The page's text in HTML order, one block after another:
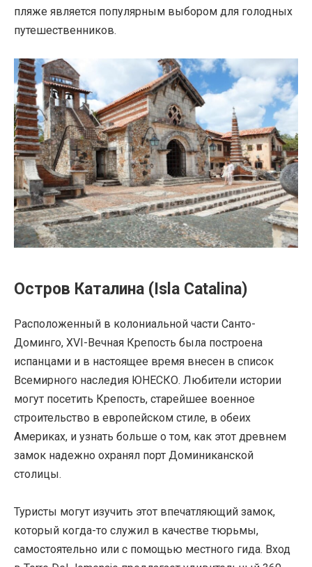
пляже является популярным выбором для голодных
путешественников.
Остров Каталина (Isla Catalina)
Расположенный в колониальной части Санто-
Доминго, XVI-Вечная Крепость была построена
испанцами и в настоящее время внесен в список
Всемирного наследия ЮНЕСКО. Любители истории
могут посетить Крепость, старейшее военное
строительство в европейском стиле, в обеих
Америках, и узнать больше о том, как этот древнем
замок надежно охранял порт Доминиканской
столицы.
Туристы могут изучить этот впечатляющий замок,
который когда-то служил в качестве тюрьмы,
самостоятельно или с помощью местного гида. Вход